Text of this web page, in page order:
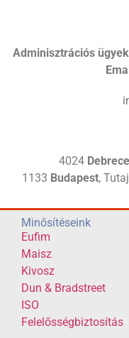
Adminisztrációs ügyek
4024
1133 Budapest,
Minősítéseink
Eufim
Maisz
Kivosz
Dun & Bradstreet
ISO
Felelősségbiztosítás